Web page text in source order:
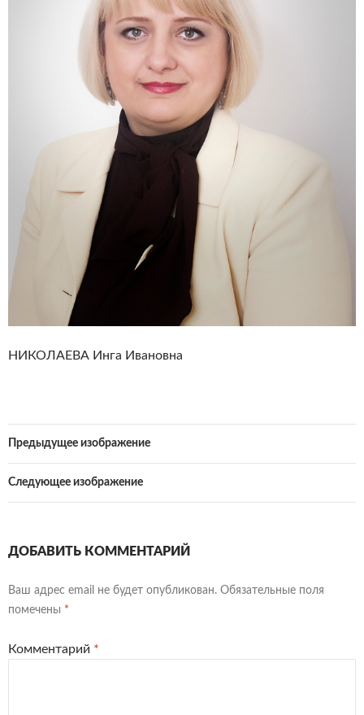
НИКОЛАЕВА Инга Ивановна
Предыдущее изображение
Следующее изображение
ДОБАВИТЬ КОММЕНТАРИЙ
Ваш адрес email не будет опубликован. Обязательные поля
помечены *
Комментарий *